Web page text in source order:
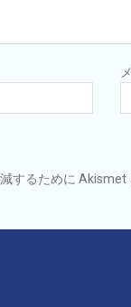
するために Akismet